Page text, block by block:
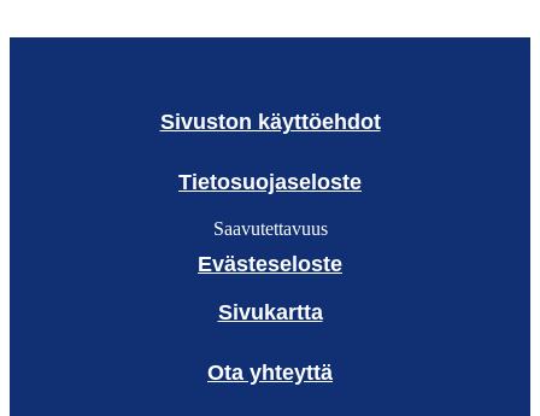
Sivuston käyttöehdot
Tietosuojaseloste
Saavutettavuus
Evästeseloste
Sivukartta
Ota yhteyttä